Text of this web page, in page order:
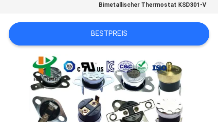
FÄLLE
SITEMAP
PRIVACY
POLICY
Bimetallischer Thermostat KSD301-V
BESTPREIS